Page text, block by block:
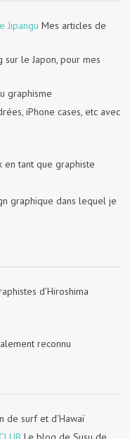
Jipangu Mes articles de
le Japon, pour mes
graphisme
iPhone cases, etc avec
en tant que graphiste
graphique dans lequel je
d’Hiroshima
reconnu
de surf et d’Hawaï